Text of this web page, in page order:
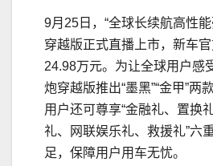
9月25日，“全球长续航高性
穿越版正式直播上市，新车
24.98万元。为让全球用户感
炮穿越版推出“墨黑”“金甲”两
用户还可尊享“金融礼、置换
礼、网联娱乐礼、救援礼”六
足，保障用户用车无忧。